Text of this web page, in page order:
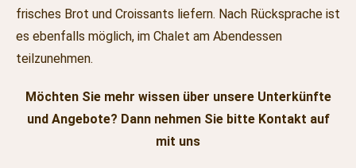
frisches Brot und Croissants liefern. Nach Rücksprache ist
es ebenfalls möglich, im Chalet am Abendessen
teilzunehmen.
Möchten Sie mehr wissen über unsere Unterkünfte
und Angebote? Dann nehmen Sie bitte Kontakt auf
mit uns